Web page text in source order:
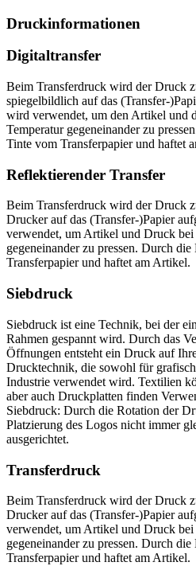
Druckinformationen
Digitaltransfer
Beim Transferdruck wird der Druck
spiegelbildlich auf das (Transfer-
wird verwendet, um den Artikel und
Temperatur gegeneinander zu
Tinte vom Transferpapier und haftet
Reflektierender Transfer
Beim Transferdruck wird der Druck
Drucker auf das (Transfer-)Papier
verwendet, um Artikel und Druck bei
gegeneinander zu pressen. Durch
Transferpapier und haftet am Artikel.
Siebdruck
Siebdruck ist eine Technik, bei der
Rahmen gespannt wird. Durch das
Öffnungen entsteht ein Druck auf
Drucktechnik, die sowohl für
Industrie verwendet wird. Textilien
aber auch Druckplatten finden
Siebdruck: Durch die Rotation der
Platzierung des Logos nicht immer
ausgerichtet.
Transferdruck
Beim Transferdruck wird der Druck
Drucker auf das (Transfer-)Papier
verwendet, um Artikel und Druck bei
gegeneinander zu pressen. Durch
Transferpapier und haftet am Artikel.